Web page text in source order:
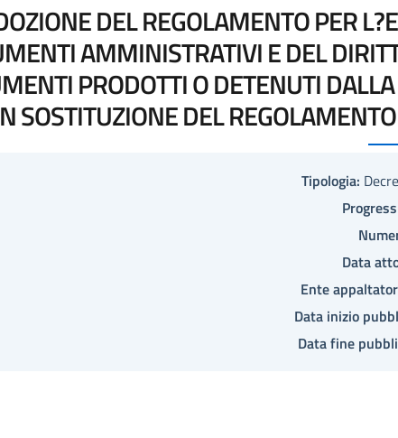
DEL REGOLAMENTO PER
AMMINISTRATIVI E DEL
PRODOTTI O DETENUTI
SOSTITUZIONE DEL
Tipologia:
Data
Ente
Data inizio
Data fine